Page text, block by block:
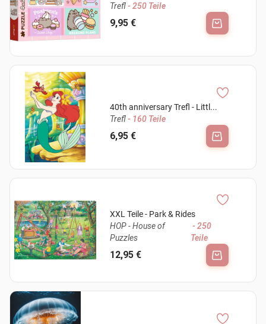
Trefl- 250 Teile
9,95 €
40th anniversary Trefl - Littl...
Trefl- 160 Teile
6,95 €
XXL Teile - Park & Rides
HOP - House of
Puzzles
- 250
Teile
12,95 €